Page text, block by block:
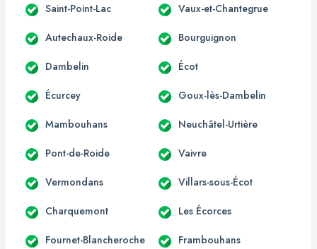
Saint-Point-Lac Vaux-et-Chantegrue
Autechaux-Roide Bourguignon
Dambelin Écot
Écurcey Goux-lès-Dambelin
Mambouhans Neuchâtel-Urtière
Pont-de-Roide Vaivre
Vermondans Villars-sous-Écot
Charquemont Les Écorces
Fournet-Blancheroche Frambouhans